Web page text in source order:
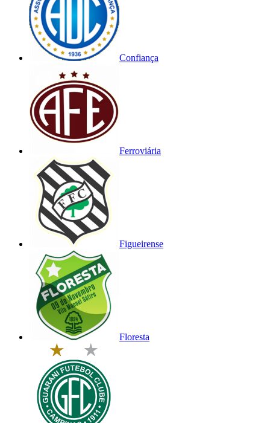
Confiança
Ferroviária
Figueirense
Floresta